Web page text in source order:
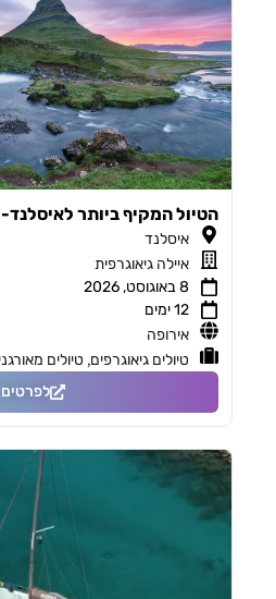
הטיול המקיף ביותר
איסלנד
איילה גיאוגרפית
8 באוגוסט, 2026
12 ימים
אירופה
טיולים גיאוגרפים, טיולים
לפרטים